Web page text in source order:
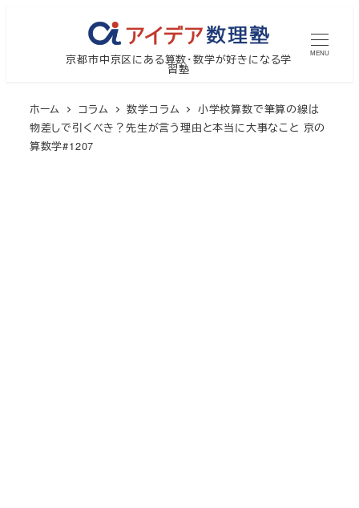
京都市中京区にある算数・数学が好きになる学
習塾
MENU
ホーム コラム 数学コラム
小学校算数で筆算の線は
物差しで引くべき？先生が言う理由と本当に大事なこと 京の
算数学#1207